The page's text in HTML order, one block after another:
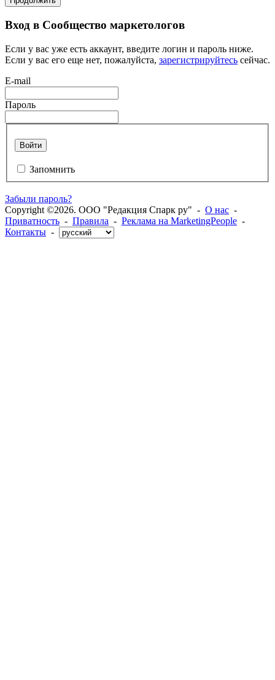
Вход в Сообщество маркетологов
Если у вас уже есть аккаунт, введите логин и пароль ниже.
Если у вас его еще нет, пожалуйста, зарегистрируйтесь сейчас.
E-mail
Пароль
Войти
Запомнить
Забыли пароль?
Copyright ©2026. ООО "Редакция Спарк ру" - О нас -
Приватность - Правила - Реклама на MarketingPeople -
Контакты -